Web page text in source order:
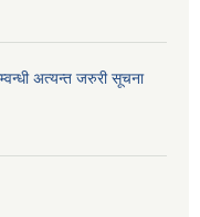
अत्यन्त जरुरी सूचना